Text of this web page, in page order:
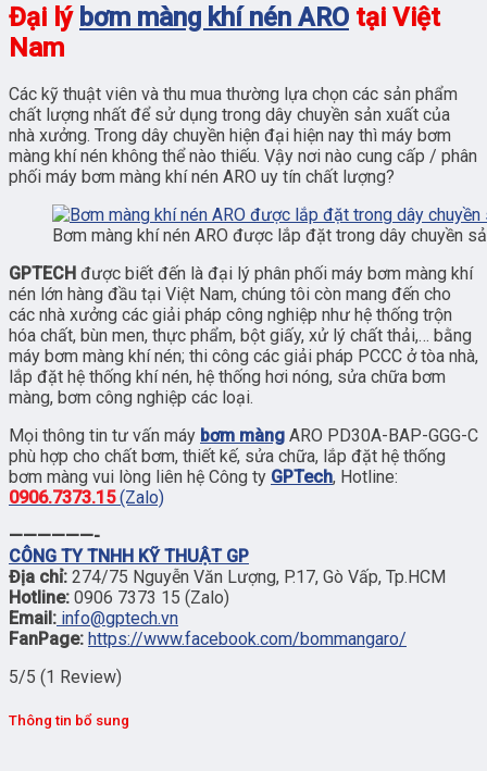
Đại lý bơm màng khí nén ARO tại Việt
Nam
Các kỹ thuật viên và thu mua thường lựa chọn các sản phẩm
chất lượng nhất để sử dụng trong dây chuyền sản xuất của
nhà xưởng. Trong dây chuyền hiện đại hiện nay thì máy bơm
màng khí nén không thể nào thiếu. Vậy nơi nào cung cấp / phân
phối máy bơm màng khí nén ARO uy tín chất lượng?
Bơm màng khí nén ARO được lắp đặt trong dây chuyền
GPTECH được biết đến là đại lý phân phối máy bơm màng khí
nén lớn hàng đầu tại Việt Nam, chúng tôi còn mang đến cho
các nhà xưởng các giải pháp công nghiệp như hệ thống trộn
hóa chất, bùn men, thực phẩm, bột giấy, xử lý chất thải,… bằng
máy bơm màng khí nén; thi công các giải pháp PCCC ở tòa nhà,
lắp đặt hệ thống khí nén, hệ thống hơi nóng, sửa chữa bơm
màng, bơm công nghiệp các loại.
Mọi thông tin tư vấn máy bơm màng ARO PD30A-BAP-GGG-C
phù hợp cho chất bơm, thiết kế, sửa chữa, lắp đặt hệ thống
bơm màng vui lòng liên hệ Công ty GPTech, Hotline:
0906.7373.15(Zalo)
——————-
CÔNG TY TNHH KỸ THUẬT GP
Địa chỉ: 274/75 Nguyễn Văn Lượng, P.17, Gò Vấp, Tp.HCM
Hotline: 0906 7373 15 (Zalo)
Email: info@gptech.vn
FanPage: https://www.facebook.com/bommangaro/
5/5 (1 Review)
Thông tin bổ sung